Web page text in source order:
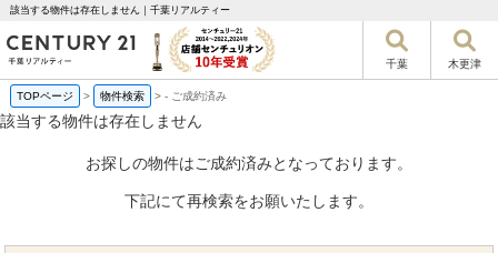
該当する物件は存在しません｜千葉リアルティー
千葉 木更津
TOPページ > 物件検索 >- ご成約済み
該当する物件は存在しません
お探しの物件はご成約済みとなっております。
下記にて再検索をお願いたします。